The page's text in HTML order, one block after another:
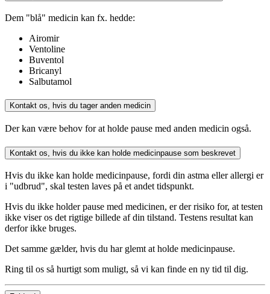
Dem "blå" medicin kan fx. hedde:
Airomir
Ventoline
Buventol
Bricanyl
Salbutamol
Kontakt os, hvis du tager anden medicin
Der kan være behov for at holde pause med anden medicin også.
Kontakt os, hvis du ikke kan holde medicinpause som beskrevet
Hvis du ikke kan holde medicinpause, fordi din astma eller allergi er
i "udbrud", skal testen laves på et andet tidspunkt.
Hvis du ikke holder pause med medicinen, er der risiko for, at testen
ikke viser os det rigtige billede af din tilstand. Testens resultat kan
derfor ikke bruges.
Det samme gælder, hvis du har glemt at holde medicinpause.
Ring til os så hurtigt som muligt, så vi kan finde en ny tid til dig.